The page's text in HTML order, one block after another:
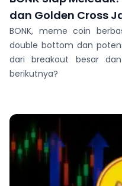
dan Golden Cross
BONK, meme coin
double bottom dan
dari breakout besar
berikutnya?